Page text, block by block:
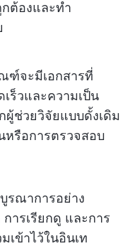
ต้องและทำ
ฑ์จะมีเอกสารที่
ร็วและความเป็น
ผู้ช่วยวิจัยแบบดั้งเดิม
รือการตรวจสอบ
รณาการอย่าง
ารเรียกดู และการ
เข้าไว้ในอินเท